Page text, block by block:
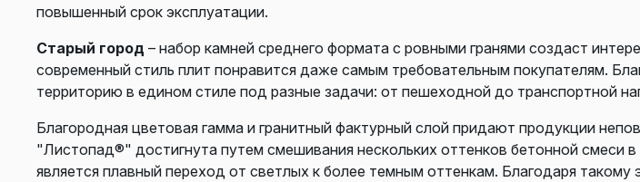
повышенный срок эксплуатации.
Старый город – набор камней среднего формата с ровными гранями создаст
современный стиль плит понравится даже самым требовательным покупателям.
территорию в едином стиле под разные задачи: от пешеходной до транспортной
Благородная цветовая гамма и гранитный фактурный слой придают продукции
"Листопад®" достигнута путем смешивания нескольких оттенков бетонной смеси
является плавный переход от светлых к более темным оттенкам. Благодаря